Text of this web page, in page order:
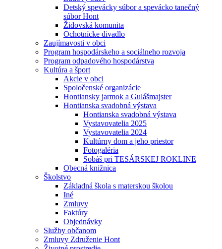
Detský spevácky súbor a spevácko tanečný
súbor Hont
Židovská komunita
Ochotnícke divadlo
Zaujímavosti v obci
Program hospodárskeho a sociálneho rozvoja
Program odpadového hospodárstva
Kultúra a šport
Akcie v obci
Spoločenské organizácie
Hontiansky jarmok a Gulášmajster
Hontianska svadobná výstava
Hontianska svadobná výstava
Vystavovatelia 2025
Vystavovatelia 2024
Kultúrny dom a jeho priestor
Fotogaléria
Sobáš pri TESÁRSKEJ ROKLINE
Obecná knižnica
Školstvo
Základná škola s materskou školou
Iné
Zmluvy
Faktúry
Objednávky
Služby občanom
Zmluvy Združenie Hont